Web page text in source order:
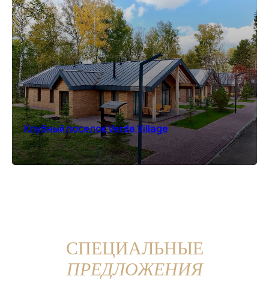
Клубный поселок Verde Village
СПЕЦИАЛЬНЫЕ
ПРЕДЛОЖЕНИЯ